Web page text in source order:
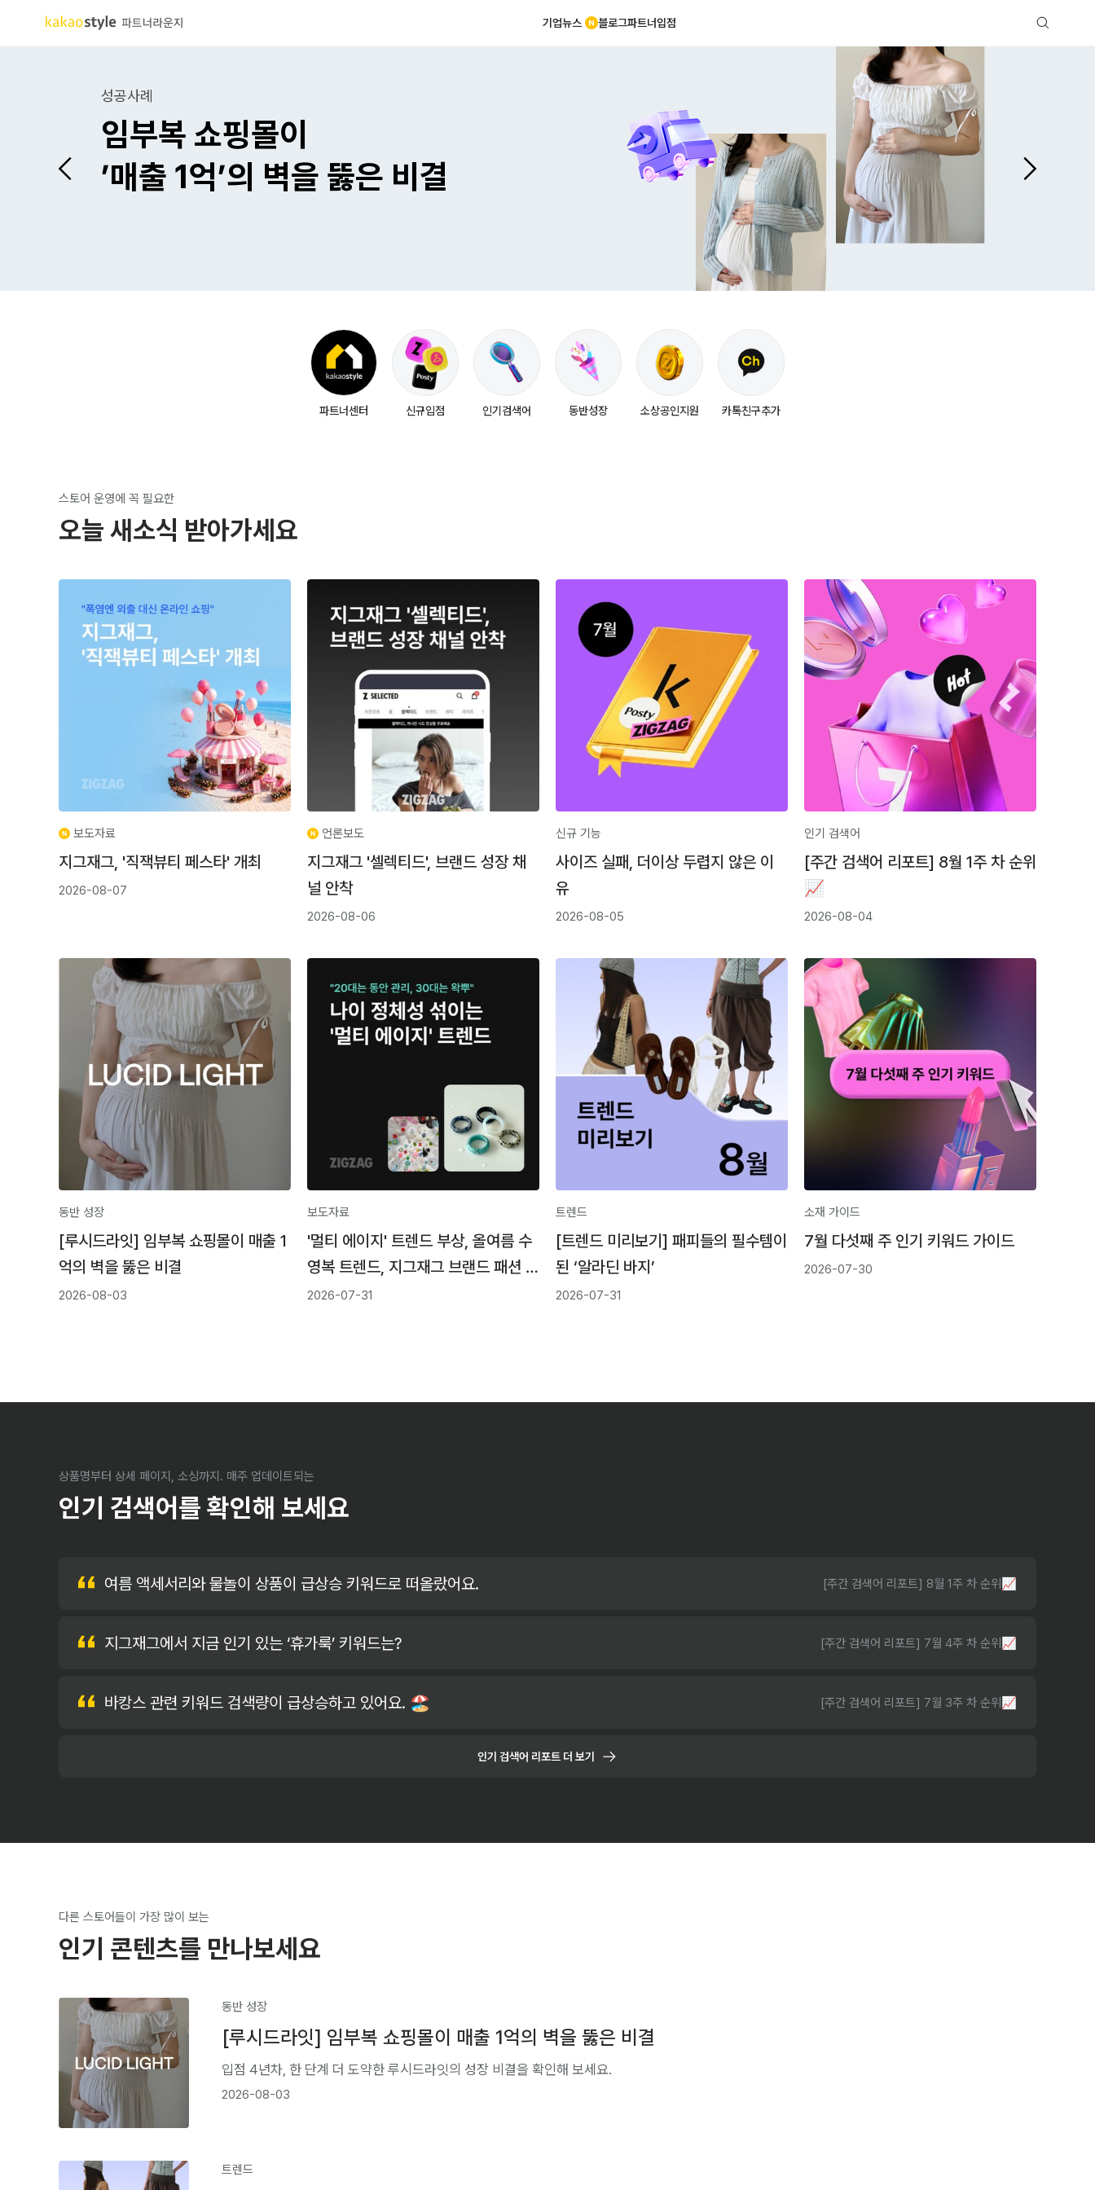
기업뉴스 블로그파트너입점
성공사례
임부복 쇼핑몰이
’매출 1억’의 벽을 뚫은 비결
파트너센터 신규입점 인기검색어 동반성장 소상공인지원 카톡친구추가
스토어 운영에 꼭 필요한
오늘 새소식 받아가세요
보도자료
지그재그, '직잭뷰티 페스타' 개최
2026-08-07
언론보도
지그재그 '셀렉티드', 브랜드 성장 채
널 안착
2026-08-06
신규 기능
사이즈 실패, 더이상 두렵지 않은 이
유
2026-08-05
인기 검색어
[주간 검색어 리포트] 8월 1주 차 순위
📈
2026-08-04
동반 성장
[루시드라잇] 임부복 쇼핑몰이 매출 1
억의 벽을 뚫은 비결
2026-08-03
보도자료
'멀티 에이지' 트렌드 부상, 올여름 수
영복 트렌드, 지그재그 브랜드 패션 고
성장
2026-07-31
트렌드
[트렌드 미리보기] 패피들의 필수템이
된 ‘알라딘 바지’
2026-07-31
소재 가이드
7월 다섯째 주 인기 키워드 가이드
2026-07-30
상품명부터 상세 페이지, 소싱까지. 매주 업데이트되는
인기 검색어를 확인해 보세요
여름 액세서리와 물놀이 상품이 급상승 키워드로 떠올랐어요. [주간 검색어 리포트] 8월 1주 차 순위📈
지그재그에서 지금 인기 있는 ‘휴가룩’ 키워드는? [주간 검색어 리포트] 7월 4주 차 순위📈
바캉스 관련 키워드 검색량이 급상승하고 있어요. 🏖️ [주간 검색어 리포트] 7월 3주 차 순위📈
인기 검색어 리포트 더 보기
다른 스토어들이 가장 많이 보는
인기 콘텐츠를 만나보세요
동반 성장
[루시드라잇] 임부복 쇼핑몰이 매출 1억의 벽을 뚫은 비결
입점 4년차, 한 단계 더 도약한 루시드라잇의 성장 비결을 확인해 보세요.
2026-08-03
트렌드